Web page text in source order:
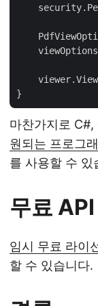
마찬가지로
원되는 프로그
를 사용할 수 있
무료
임시 무료 라이
할 수 있습니다.